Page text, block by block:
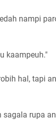
nampi
kaampeuh."
hal, tapi
sagala rupa